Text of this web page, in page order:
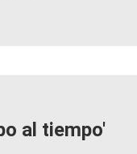
al tiempo'